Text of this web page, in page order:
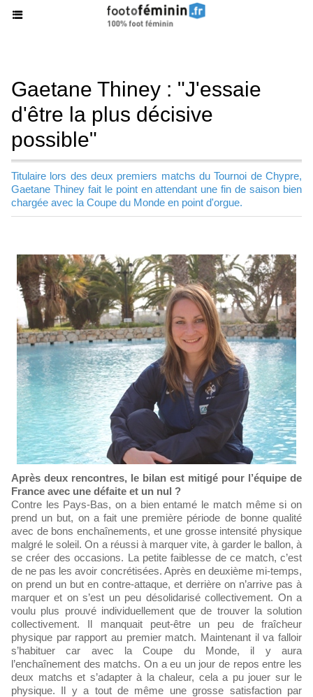
Gaetane Thiney : "J'essaie
d'être la plus décisive
possible"
Titulaire lors des deux premiers matchs du Tournoi de Chypre,
Gaetane Thiney fait le point en attendant une fin de saison bien
chargée avec la Coupe du Monde en point d'orgue.
Après deux rencontres, le bilan est mitigé pour l’équipe de
France avec une défaite et un nul ?
Contre les Pays-Bas, on a bien entamé le match même si on
prend un but, on a fait une première période de bonne qualité
avec de bons enchaînements, et une grosse intensité physique
malgré le soleil. On a réussi à marquer vite, à garder le ballon, à
se créer des occasions. La petite faiblesse de ce match, c’est
de ne pas les avoir concrétisées. Après en deuxième mi-temps,
on prend un but en contre-attaque, et derrière on n’arrive pas à
marquer et on s’est un peu désolidarisé collectivement. On a
voulu plus prouvé individuellement que de trouver la solution
collectivement. Il manquait peut-être un peu de fraîcheur
physique par rapport au premier match. Maintenant il va falloir
s’habituer car avec la Coupe du Monde, il y aura
l’enchaînement des matchs. On a eu un jour de repos entre les
deux matchs et s’adapter à la chaleur, cela a pu jouer sur le
physique. Il y a tout de même une grosse satisfaction par